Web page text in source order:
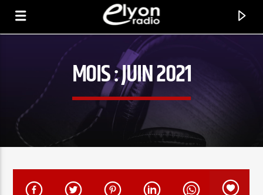
RADIO ELYON
POSITIVE ET ENCOURAGEANTE !
MOIS :JUIN 2021